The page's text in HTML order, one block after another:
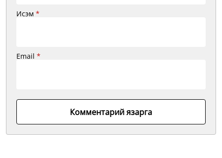
Исэм *
Email *
Комментарий язарга